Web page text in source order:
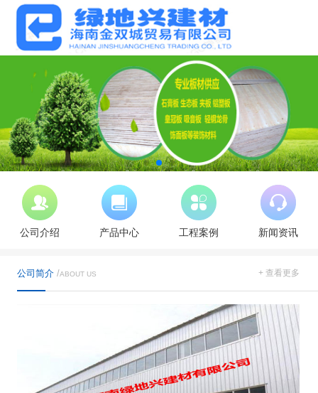
公司介绍 产品中心 工程案例 新闻资讯
公司简介 /ABOUT US + 查看更多